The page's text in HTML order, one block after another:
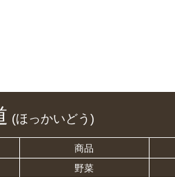
(ほっかいどう)
商品
野菜